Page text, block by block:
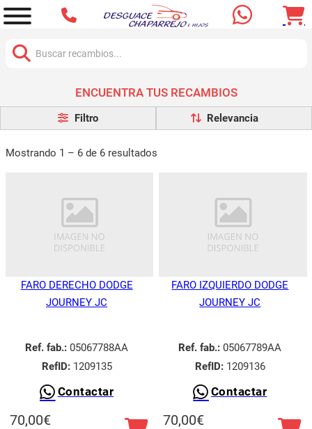
ENCUENTRA TUS RECAMBIOS
Filtro
Mostrando 1 – 6 de 6 resultados
FARO DERECHO DODGE
JOURNEY JC
Ref. fab.: 05067788AA
RefID:1209135
Contactar
70,00€
FARO IZQUIERDO DODGE
JOURNEY JC
Ref. fab.: 05067789AA
RefID:1209136
Contactar
70,00€